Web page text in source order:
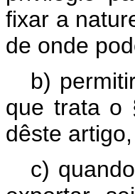
fixar a
de onde
b)
que trata o
dêste
c)